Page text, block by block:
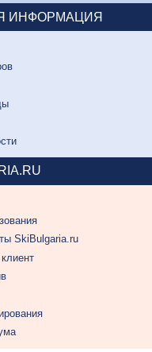
ИНФОРМАЦИЯ
SkiBulgaria.ru